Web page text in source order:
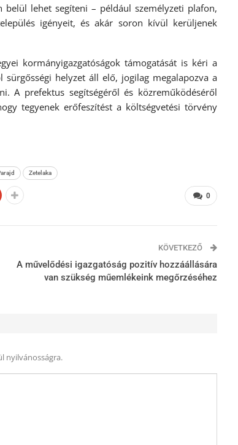
lehet segíteni – például személyzeti plafon,
igényeit, és akár soron kívül kerüljenek
kormányigazgatóságok támogatását is kéri a
helyzet áll elő, jogilag megalapozva a
A prefektus segítségéről és közreműködéséről
tegyenek erőfeszítést a költségvetési törvény
Zetelaka
0
KÖVETKEZŐ
A művelődési igazgatóság pozitív hozzáállására
van szükség műemlékeink megőrzéséhez
nyilvánosságra.